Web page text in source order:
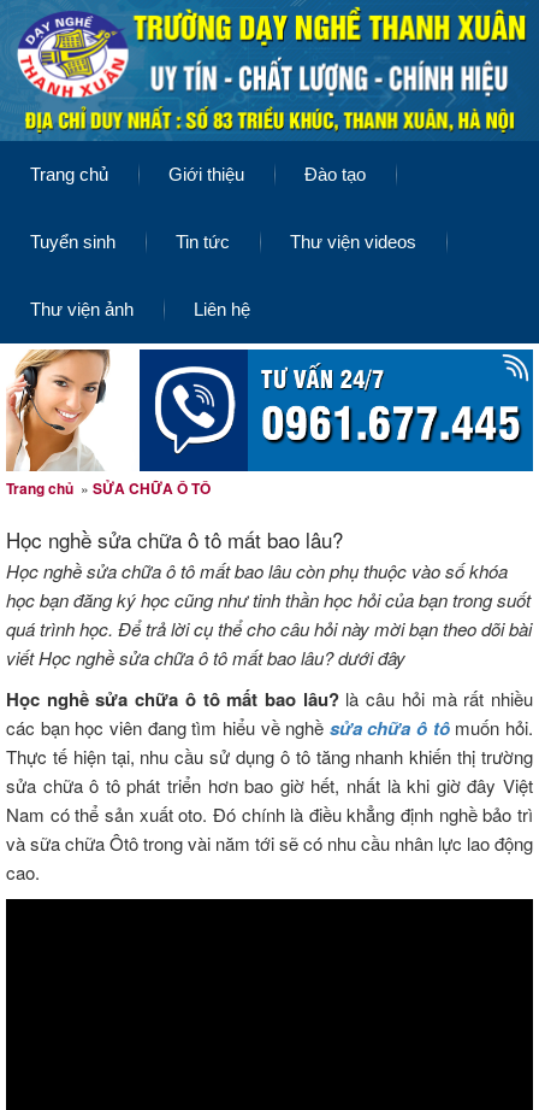
Trang chủ Giới thiệu Đào tạo
Tuyển sinh Tin tức Thư viện videos
Thư viện ảnh Liên hệ
Trang chủ » SỬA CHỮA Ô TÔ
Học nghề sửa chữa ô tô mất bao lâu?
Học nghề sửa chữa ô tô mất bao lâu còn phụ thuộc vào số khóa
học bạn đăng ký học cũng như tinh thần học hỏi của bạn trong suốt
quá trình học. Để trả lời cụ thể cho câu hỏi này mời bạn theo dõi bài
viết Học nghề sửa chữa ô tô mất bao lâu? dưới đây
Học nghề sửa chữa ô tô mất bao lâu? là câu hỏi mà rất nhiều
các bạn học viên đang tìm hiểu về nghề sửa chữa ô tômuốn hỏi.
Thực tế hiện tại, nhu cầu sử dụng ô tô tăng nhanh khiến thị trường
sửa chữa ô tô phát triển hơn bao giờ hết, nhất là khi giờ đây Việt
Nam có thể sản xuất oto. Đó chính là điều khẳng định nghề bảo trì
và sữa chữa Ôtô trong vài năm tới sẽ có nhu cầu nhân lực lao động
cao.